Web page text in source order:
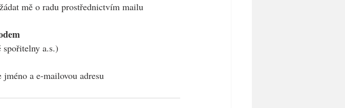
mě o radu prostřednictvím mailu
spořitelny a.s.)
a e-mailovou adresu